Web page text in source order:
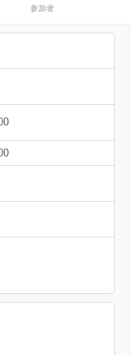
参加者